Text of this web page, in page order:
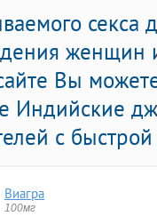
женщин
Вы
Индийские
с
Виагра
100мг